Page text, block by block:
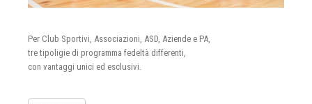
Per Club Sportivi, Associazioni, ASD, Aziende e PA,
tre tipoligie di programma fedeltà differenti,
con vantaggi unici ed esclusivi.